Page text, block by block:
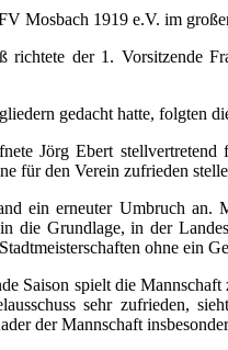
Mosbach 1919 e.V. im
richtete der 1. Vorsitzende
gedacht hatte, folgten
Jörg Ebert
für den Verein zufrieden
ein erneuter Umbruch
die Grundlage, in der
ohne ein
Saison spielt die
sehr zufrieden,
der Mannschaft